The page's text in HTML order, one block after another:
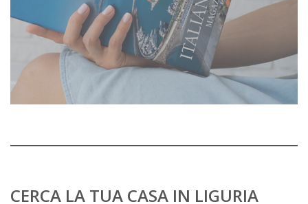
CERCA LA TUA CASA IN LIGURIA